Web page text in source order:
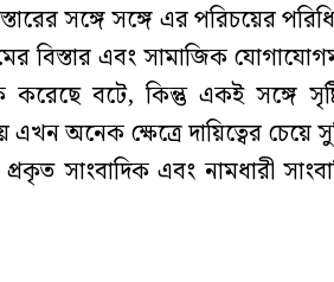
সঙ্গে সঙ্গে এর পরিচয়ের
বিস্তার এবং সামাজিক
করেছে বটে, কিন্তু একই সঙ্গে
অনেক ক্ষেত্রে দায়িত্বের চেয়ে
সাংবাদিক এবং নামধারী